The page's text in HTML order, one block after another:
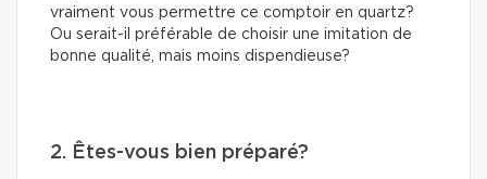
vraiment vous permettre ce comptoir en quartz?
Ou serait-il préférable de choisir une imitation de
bonne qualité, mais moins dispendieuse?
2. Êtes-vous bien préparé?